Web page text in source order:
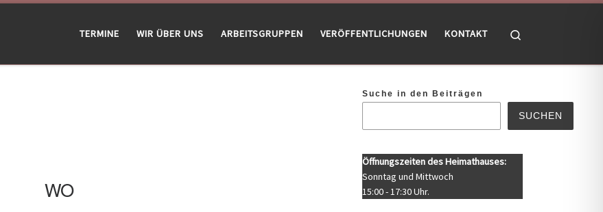
TERMINE WIR ÜBER UNS ARBEITSGRUPPEN VERÖFFENTLICHUNGEN KONTAKT
WO
Suche in den Beiträgen
SUCHEN
Öffnungszeiten des Heimathauses:
Sonntag und Mittwoch
15:00 - 17:30 Uhr.